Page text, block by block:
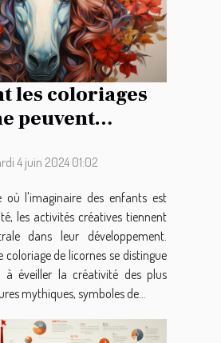
les coloriages
peuvent
créatif
4 juin 2024 01:02
où l'imaginaire des enfants est
les activités créatives tiennent
dans leur développement.
coloriage de licornes se distingue
éveiller la créativité des plus
mythiques, symboles de...